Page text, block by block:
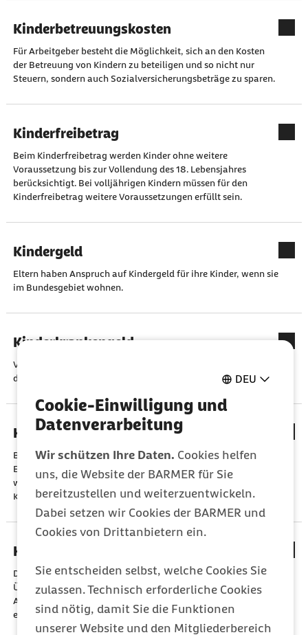
DEU
Cookie-Einwilligung und
Datenverarbeitung
Wir schützen Ihre Daten. Cookies helfen
uns, die Website der BARMER für Sie
bereitzustellen und weiterzuentwickeln.
Dabei setzen wir Cookies der BARMER und
Cookies von Drittanbietern ein.
Sie entscheiden selbst, welche Cookies Sie
zulassen. Technisch erforderliche Cookies
sind nötig, damit Sie die Funktionen
unserer Website und den Mitgliederbereich
Kinderbetreuungskosten
Für Arbeitgeber besteht die Möglichkeit, sich an den Kosten
der Betreuung von Kindern zu beteiligen und so nicht nur
Steuern, sondern auch Sozialversicherungsbeträge zu sparen.
Kinderfreibetrag
Beim Kinderfreibetrag werden Kinder ohne weitere
Voraussetzung bis zur Vollendung des 18. Lebensjahres
berücksichtigt. Bei volljährigen Kindern müssen für den
Kinderfreibetrag weitere Voraussetzungen erfüllt sein.
Kindergeld
Eltern haben Anspruch auf Kindergeld für ihre Kinder, wenn sie
im Bundesgebiet wohnen.
Kinderkrankengeld
Versicherte haben Anspruch auf Krankengeld bei Erkrankung
des Kindes, wenn die Voraussetzungen erfüllt sind.
Krankengeld
Beim Krankengeld handelt es sich um eine
Entgeltersatzleistung der Krankenversicherung zur
wirtschaftlichen Sicherung bei Arbeitsunfähigkeit infolge von
Krankheit.
Krankenkassenliste: Was steht drin?
Die Krankenkassenliste oder Beitragsabrechnung ist eine
Übersicht aller Beschäftigten eines Unternehmens, die der
Arbeitgeber für jeden Abrechnungszeitraum vollständig
erfassen muss.